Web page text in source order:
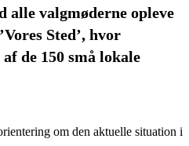
alle valgmøderne opleve
Sted’, hvor
de 150 små lokale
om den aktuelle situation i